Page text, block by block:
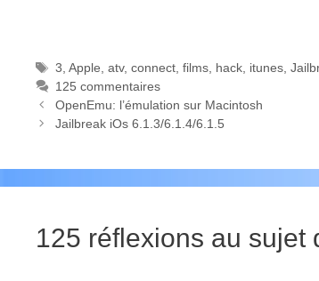
Étiquettes
3, Apple, atv, connect, films, hack, itunes,
125 commentaires
OpenEmu: l’émulation sur Macintosh
Jailbreak iOs 6.1.3/6.1.4/6.1.5
125 réflexions au sujet